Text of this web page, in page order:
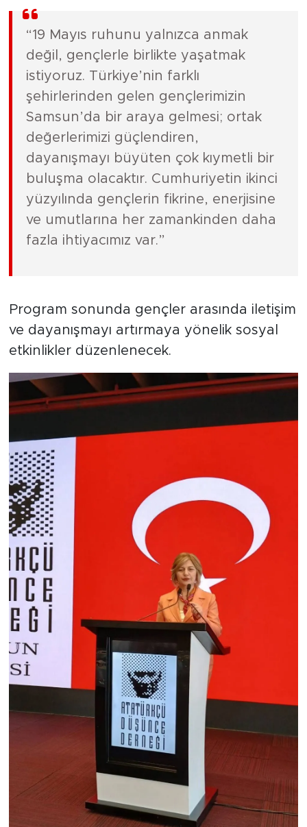
“19 Mayıs ruhunu yalnızca anmak
değil, gençlerle birlikte yaşatmak
istiyoruz. Türkiye’nin farklı
şehirlerinden gelen gençlerimizin
Samsun’da bir araya gelmesi; ortak
değerlerimizi güçlendiren,
dayanışmayı büyüten çok kıymetli bir
buluşma olacaktır. Cumhuriyetin ikinci
yüzyılında gençlerin fikrine, enerjisine
ve umutlarına her zamankinden daha
fazla ihtiyacımız var.”
Program sonunda gençler arasında iletişim
ve dayanışmayı artırmaya yönelik sosyal
etkinlikler düzenlenecek.